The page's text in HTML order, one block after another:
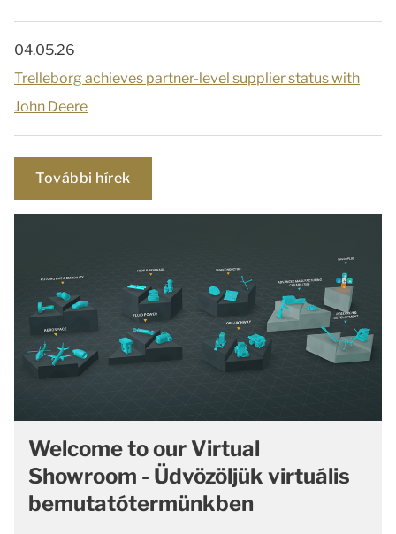
04.05.26
Trelleborg achieves partner-level supplier status with
John Deere
További hírek
Welcome to our Virtual
Showroom - Üdvözöljük virtuális
bemutatótermünkben